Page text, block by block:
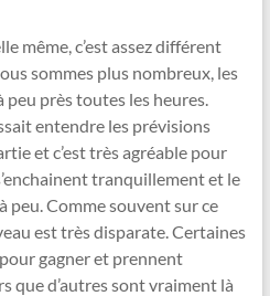
même, c’est assez différent
sommes plus nombreux, les
peu près toutes les heures.
entendre les prévisions
et c’est très agréable pour
tranquillement et le
peu. Comme souvent sur ce
est très disparate. Certaines
gagner et prennent
que d’autres sont vraiment là